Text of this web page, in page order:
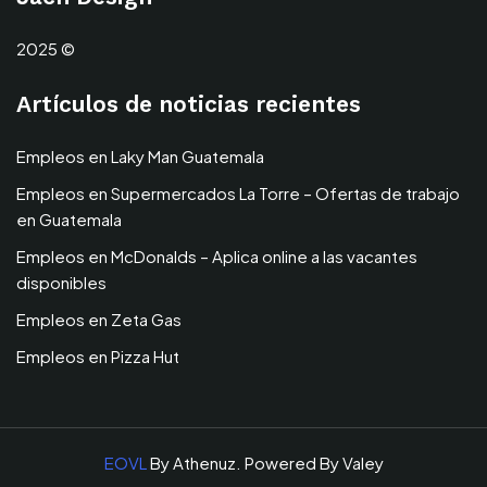
2025 ©
Artículos de noticias recientes
Empleos en Laky Man Guatemala
Empleos en Supermercados La Torre – Ofertas de trabajo
en Guatemala
Empleos en McDonalds – Aplica online a las vacantes
disponibles
Empleos en Zeta Gas
Empleos en Pizza Hut
EOVL By Athenuz. Powered By Valey